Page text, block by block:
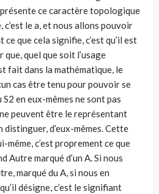
ce caractère topologique
le a, et nous allons pouvoir
que cela signifie, c’est qu’il est
que, quel que soit l’usage
fait dans la mathématique, le
cas être tenu pour pouvoir se
en eux-mêmes ne sont pas
ne peuvent être le représentant
distinguer, d’eux-mêmes. Cette
c’est proprement ce que
Autre marqué d’un A. Si nous
marqué du A, si nous en
désigne, c’est le signifiant